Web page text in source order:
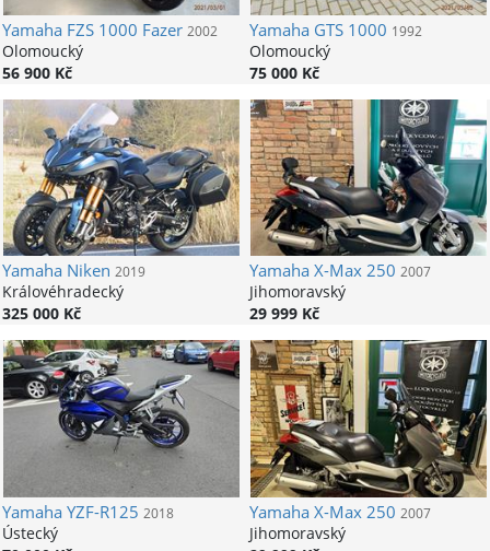
YamahaFZS 1000 Fazer 2002
Olomoucký
56 900 Kč
YamahaGTS 1000 1992
Olomoucký
75 000 Kč
YamahaNiken 2019
Královéhradecký
325 000 Kč
YamahaX-Max 250 2007
Jihomoravský
29 999 Kč
YamahaYZF-R125 2018
Ústecký
YamahaX-Max 250 2007
Jihomoravský